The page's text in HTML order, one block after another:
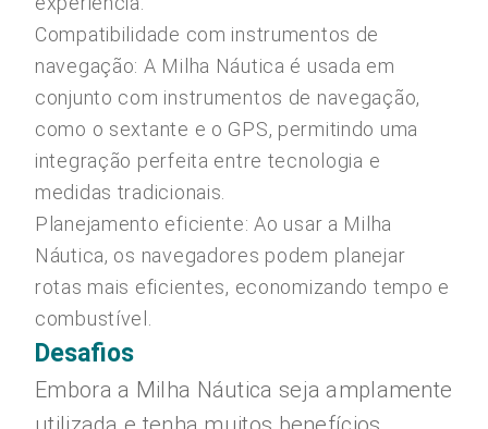
Compatibilidade com instrumentos de
navegação: A Milha Náutica é usada em
conjunto com instrumentos de navegação,
como o sextante e o GPS, permitindo uma
integração perfeita entre tecnologia e
medidas tradicionais.
Planejamento eficiente: Ao usar a Milha
Náutica, os navegadores podem planejar
rotas mais eficientes, economizando tempo e
combustível.
Desafios
Embora a Milha Náutica seja amplamente